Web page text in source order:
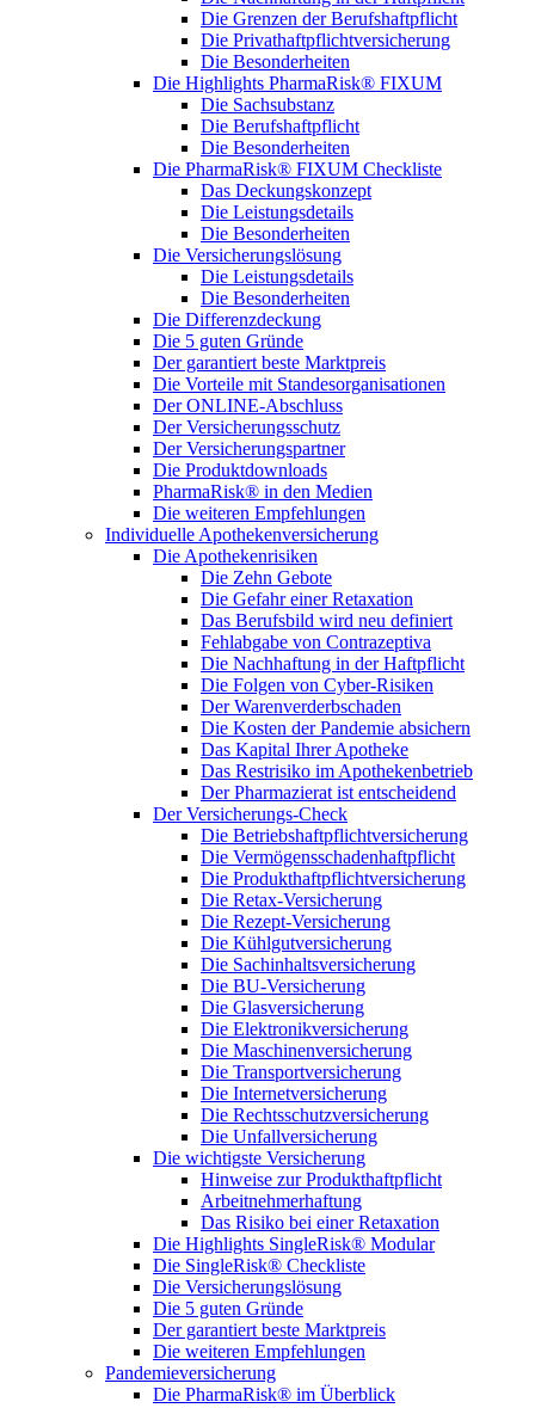
Die Grenzen der Berufshaftpflicht
Die Privathaftpflichtversicherung
Die Besonderheiten
Die Highlights PharmaRisk® FIXUM
Die Sachsubstanz
Die Berufshaftpflicht
Die Besonderheiten
Die PharmaRisk® FIXUM Checkliste
Das Deckungskonzept
Die Leistungsdetails
Die Besonderheiten
Die Versicherungslösung
Die Leistungsdetails
Die Besonderheiten
Die Differenzdeckung
Die 5 guten Gründe
Der garantiert beste Marktpreis
Die Vorteile mit Standesorganisationen
Der ONLINE-Abschluss
Der Versicherungsschutz
Der Versicherungspartner
Die Produktdownloads
PharmaRisk® in den Medien
Die weiteren Empfehlungen
Individuelle Apothekenversicherung
Die Apothekenrisiken
Die Zehn Gebote
Die Gefahr einer Retaxation
Das Berufsbild wird neu definiert
Fehlabgabe von Contrazeptiva
Die Nachhaftung in der Haftpflicht
Die Folgen von Cyber-Risiken
Der Warenverderbschaden
Die Kosten der Pandemie absichern
Das Kapital Ihrer Apotheke
Das Restrisiko im Apothekenbetrieb
Der Pharmazierat ist entscheidend
Der Versicherungs-Check
Die Betriebshaftpflichtversicherung
Die Vermögensschadenhaftpflicht
Die Produkthaftpflichtversicherung
Die Retax-Versicherung
Die Rezept-Versicherung
Die Kühlgutversicherung
Die Sachinhaltsversicherung
Die BU-Versicherung
Die Glasversicherung
Die Elektronikversicherung
Die Maschinenversicherung
Die Transportversicherung
Die Internetversicherung
Die Rechtsschutzversicherung
Die Unfallversicherung
Die wichtigste Versicherung
Hinweise zur Produkthaftpflicht
Arbeitnehmerhaftung
Das Risiko bei einer Retaxation
Die Highlights SingleRisk® Modular
Die SingleRisk® Checkliste
Die Versicherungslösung
Die 5 guten Gründe
Der garantiert beste Marktpreis
Die weiteren Empfehlungen
Pandemieversicherung
Die PharmaRisk® im Überblick